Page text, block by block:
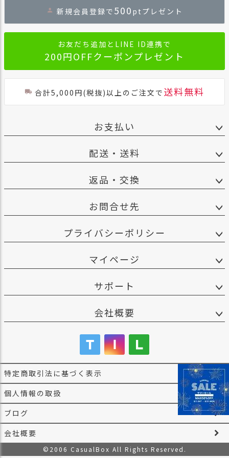
へ
新規会員登録で 500 ptプレゼント
お友だち追加とLINE ID連携で
200円OFFクーポンプレゼント
合計5,000円(税抜)以上のご注文で 送料無料
お支払い
配送・送料
返品・交換
お問合せ先
プライバシーポリシー
マイページ
サポート
会社概要
特定商取引法に基づく表示
個人情報の取扱
ブログ
会社概要
©2006 CasualBox All Rights Reserved.